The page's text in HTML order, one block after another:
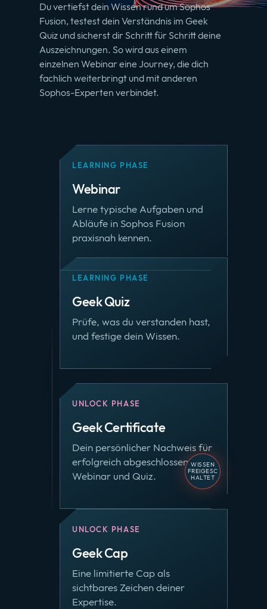
Du vertiefst dein Wissen rund um Sophos
Fusion, testest dein Verständnis im Geek
Quiz und sicherst dir Schritt für Schritt deine
Auszeichnungen. So wird aus einem
einzelnen Webinar eine Journey, die dich
fachlich weiterbringt und mit anderen
Sophos-Experten verbindet.
WISSEN
FREIGESC
HALTET
LEARNING PHASE
Webinar
Lerne typische Aufgaben und
Abläufe in Sophos Fusion
praxisnah kennen.
LEARNING PHASE
Geek Quiz
Prüfe, was du verstanden hast,
und festige dein Wissen.
UNLOCK PHASE
Geek Certificate
Dein persönlicher Nachweis für
erfolgreich abgeschlossenes
Webinar und Quiz.
UNLOCK PHASE
Geek Cap
Eine limitierte Cap als
sichtbares Zeichen deiner
Expertise.